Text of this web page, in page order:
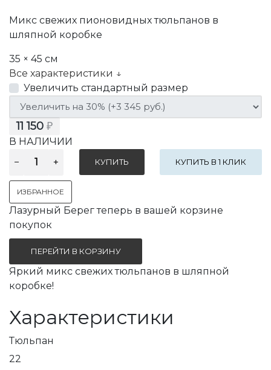
Микс свежих пионовидных тюльпанов в
шляпной коробке
35 × 45 см
Все характеристики ↓
Увеличить стандартный размер
11 150 ₽
В НАЛИЧИИ
КУПИТЬ В 1 КЛИК
ИЗБРАННОЕ
Лазурный Берег теперь в вашей корзине
покупок
ПЕРЕЙТИ В КОРЗИНУ
Яркий микс свежих тюльпанов в шляпной
коробке!
Характеристики
Тюльпан
22